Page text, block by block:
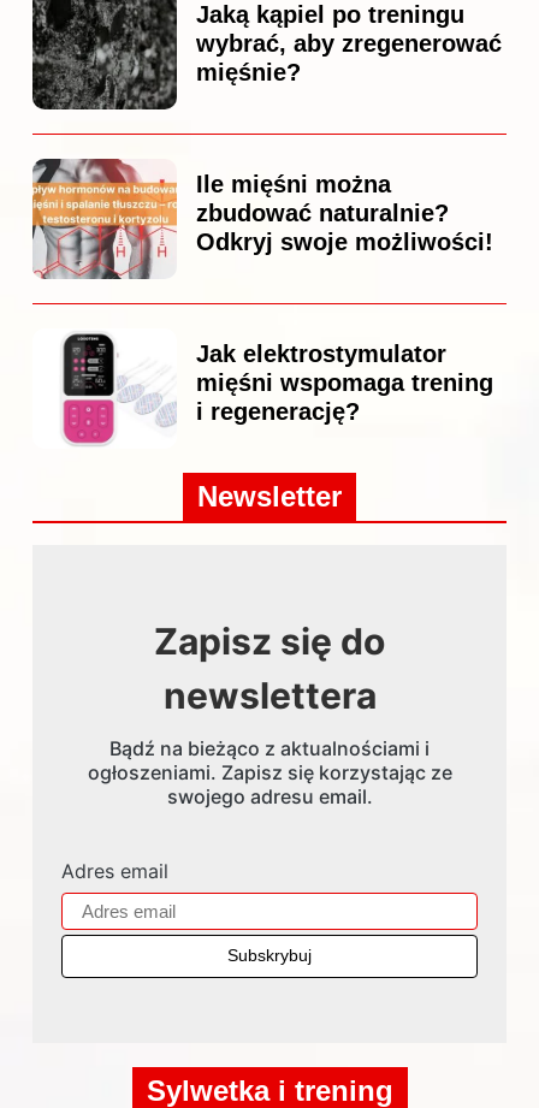
Jaką kąpiel po treningu
wybrać, aby zregenerować
mięśnie?
Ile mięśni można
zbudować naturalnie?
Odkryj swoje możliwości!
Jak elektrostymulator
mięśni wspomaga trening
i regenerację?
Newsletter
Zapisz się do
newslettera
Bądź na bieżąco z aktualnościami i
ogłoszeniami. Zapisz się korzystając ze
swojego adresu email.
Adres email
Sylwetka i trening